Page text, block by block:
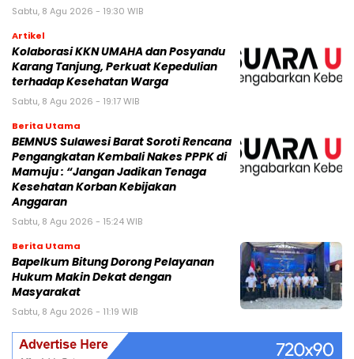
Sabtu, 8 Agu 2026 - 19:30 WIB
Artikel
Kolaborasi KKN UMAHA dan Posyandu
Karang Tanjung, Perkuat Kepedulian
terhadap Kesehatan Warga
Sabtu, 8 Agu 2026 - 19:17 WIB
Berita Utama
BEMNUS Sulawesi Barat Soroti Rencana
Pengangkatan Kembali Nakes PPPK di
Mamuju : “Jangan Jadikan Tenaga
Kesehatan Korban Kebijakan
Anggaran
Sabtu, 8 Agu 2026 - 15:24 WIB
Berita Utama
Bapelkum Bitung Dorong Pelayanan
Hukum Makin Dekat dengan
Masyarakat
Sabtu, 8 Agu 2026 - 11:19 WIB